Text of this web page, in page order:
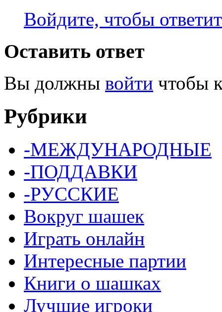
Войдите, чтобы
Оставить ответ
Вы должны войти чтобы
Рубрики
-МЕЖДУНАРОДНЫЕ
-ПОДДАВКИ
-РУССКИЕ
Вокруг шашек
Играть онлайн
Интересные партии
Книги о шашках
Лучшие игроки